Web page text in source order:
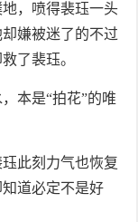
，喷得裴珏一头
嫌被迷了的不过
了裴珏。
本是“拍花”的唯
此刻力气也恢复
道必定不是好